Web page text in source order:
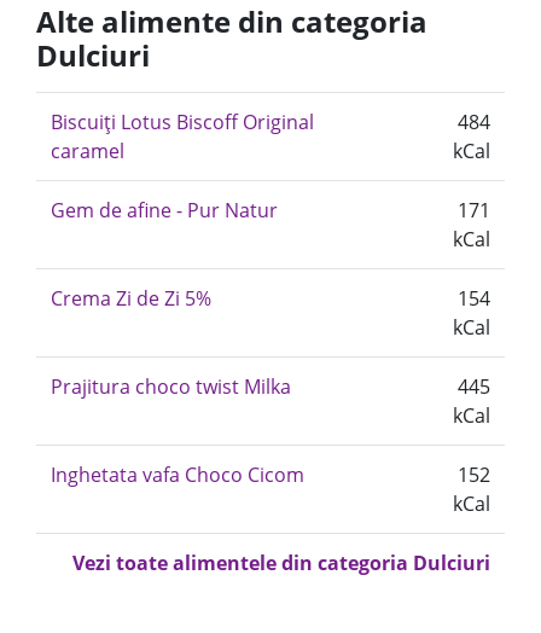
Alte alimente din categoria
Dulciuri
Biscuiți Lotus Biscoff Original
caramel
484
kCal
Gem de afine - Pur Natur
171
kCal
Crema Zi de Zi 5%
154
kCal
Prajitura choco twist Milka
445
kCal
Inghetata vafa Choco Cicom
152
kCal
Vezi toate alimentele din categoria Dulciuri